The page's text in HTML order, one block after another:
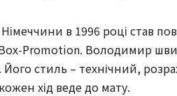
в 1996 році став
Promotion. Володимир
Його стиль – технічний,
хід веде до мату.